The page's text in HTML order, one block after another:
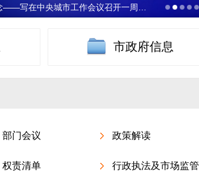
市政府信息
部门会议 政策解读
权责清单 行政执法及市场监管